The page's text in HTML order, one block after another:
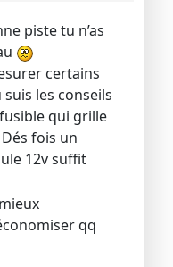
piste tu n’as
certains
les conseils
qui grille
fois un
12v suffit
qq